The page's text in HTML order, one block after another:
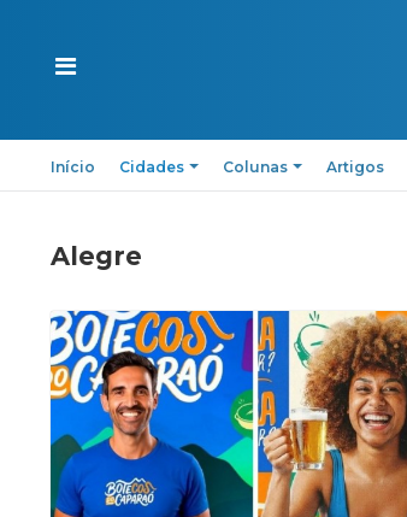
Início Cidades Colunas Artigos
Alegre